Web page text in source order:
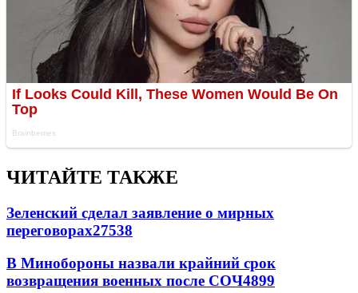
ЧИТАЙТЕ ТАКЖЕ
Зеленский сделал заявление о мирных
переговорах27538
В Минобороны назвали крайний срок
возвращения военных после СОЧ4899